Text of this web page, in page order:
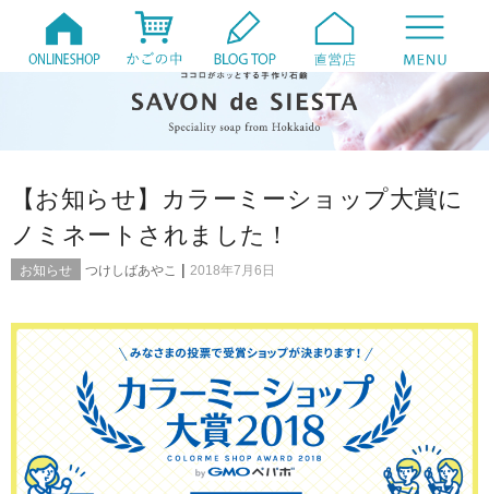
【お知らせ】カラーミーショップ大賞に
ノミネートされました！
お知らせ つけしばあやこ | 2018年7月6日